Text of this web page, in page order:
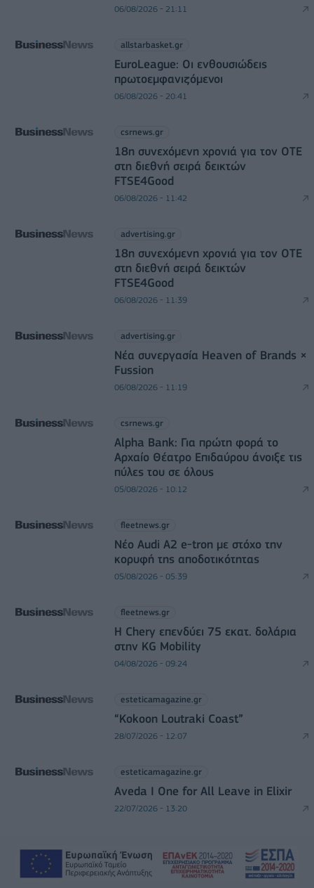
06/08/2026 - 21:11
allstarbasket.gr
EuroLeague: Οι ενθουσιώδεις
πρωτοεμφανιζόμενοι
06/08/2026 - 20:41
csrnews.gr
18η συνεχόμενη χρονιά για τον ΟΤΕ
στη διεθνή σειρά δεικτών
FTSE4Good
06/08/2026 - 11:42
advertising.gr
18η συνεχόμενη χρονιά για τον ΟΤΕ
στη διεθνή σειρά δεικτών
FTSE4Good
06/08/2026 - 11:39
advertising.gr
Νέα συνεργασία Heaven of Brands ×
Fussion
06/08/2026 - 11:19
csrnews.gr
Alpha Bank: Για πρώτη φορά το
Αρχαίο Θέατρο Επιδαύρου άνοιξε τις
πύλες του σε όλους
05/08/2026 - 10:12
fleetnews.gr
Νέο Audi A2 e-tron με στόχο την
κορυφή της αποδοτικότητας
05/08/2026 - 05:39
fleetnews.gr
Η Chery επενδύει 75 εκατ. δολάρια
στην KG Mobility
04/08/2026 - 09:24
esteticamagazine.gr
“Kokoon Loutraki Coast”
28/07/2026 - 12:07
esteticamagazine.gr
Aveda I One for All Leave in Elixir
22/07/2026 - 13:20